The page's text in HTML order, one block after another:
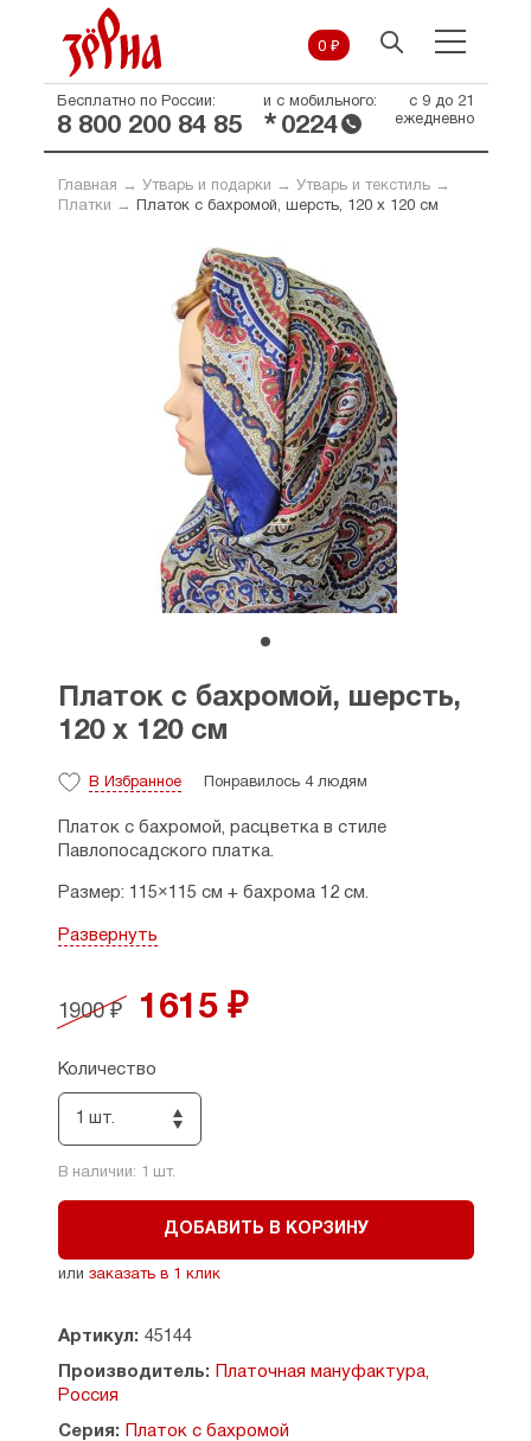
0 ₽
Бесплатно по России:
8 800 200 84 85
и с мобильного:
* 0224
с 9 до 21
ежедневно
Главная → Утварь и подарки → Утварь и текстиль→
Платки → Платок с бахромой, шерсть, 120 х 120 см
Платок с бахромой, шерсть,
120 х 120 см
В Избранное Понравилось 4 людям
Платок с бахромой, расцветка в стиле
Павлопосадского платка.
Размер: 115×115 см + бахрома 12 см.
Состав: 80% шерсть, 20% вискоза. Первый сорт.
Развернуть
1900 ₽ 1615 ₽
Количество
1 шт.
В наличии: 1 шт.
ДОБАВИТЬ В КОРЗИНУ
или заказать в 1 клик
Артикул: 45144
Производитель:
Платочная мануфактура,
Россия
Серия: Платок с бахромой